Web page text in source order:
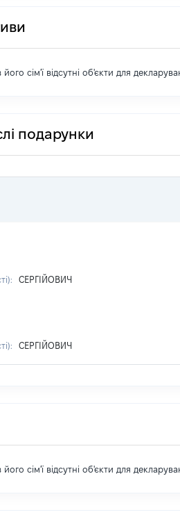
сім'ї відсутні об'єкти для
подарунки
СЕРГІЙОВИЧ
СЕРГІЙОВИЧ
сім'ї відсутні об'єкти для